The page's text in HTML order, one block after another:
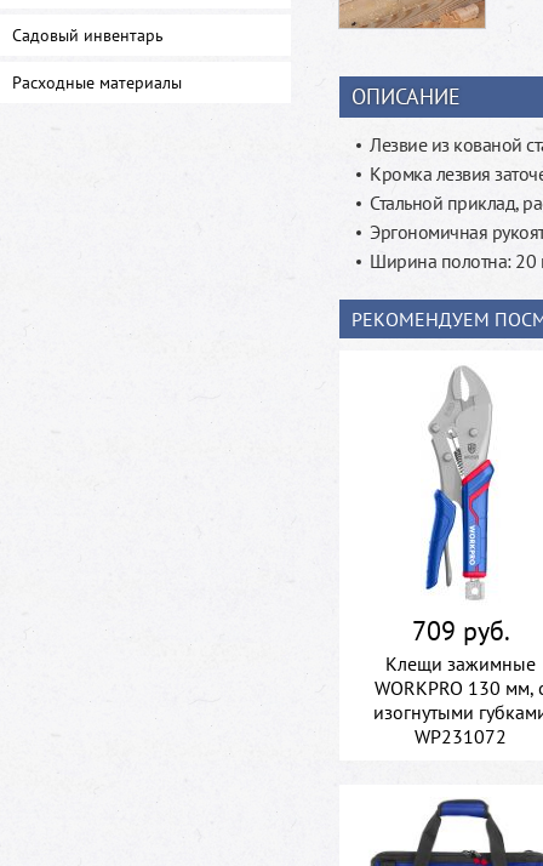
Садовый инвентарь
Расходные материалы ОПИСАНИЕ
Лезвие из кованой
Кромка лезвия
Стальной приклад,
Эргономичная
Ширина полотна: 20
РЕКОМЕНДУЕМ
709 руб.
Клещи зажимные
WORKPRO 130 мм,
изогнутыми
WP231072